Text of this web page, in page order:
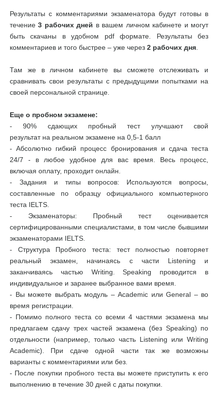
Результаты с комментариями экзаменатора будут готовы в
течение3 рабочих дней в вашем личном кабинете и могут
быть скачаны в удобном pdf формате. Результаты без
комментариев и того быстрее – уже через 2 рабочих дня
Там же в личном кабинете вы сможете отслеживать и
сравнивать свои результаты с предыдущими попытками на
своей персональной странице.
Еще о пробном экзамене:
- 90% сдающих пробный тест улучшают свой
результат на реальном экзамене на 0,5-1 балл
- Абсолютно гибкий процесс бронирования и сдача теста
24/7 - в любое удобное для вас время. Весь процесс,
включая оплату, проходит онлайн.
- Задания и типы вопросов: Используются вопросы,
составленные по образцу официального компьютерного
теста IELTS.
- Экзаменаторы: Пробный тест оценивается
сертифицированными специалистами, в том числе бывшими
экзаменаторами IELTS.
- Структура Пробного теста: тест полностью повторяет
реальный экзамен, начинаясь с части Listening и
заканчиваясь частью Writing. Speaking проводится в
индивидуальное и заранее выбранное вами время.
- Вы можете выбрать модуль – Academic или General – во
время регистрации.
- Помимо полного теста со всеми 4 частями экзамена мы
предлагаем сдачу трех частей экзамена (без Speaking) по
отдельности (например, только часть Listening или Writing
Academic). При сдаче одной части так же возможны
варианты с комментариями или без.
- После покупки пробного теста вы можете приступить к его
выполнению в течение 30 дней с даты покупки.